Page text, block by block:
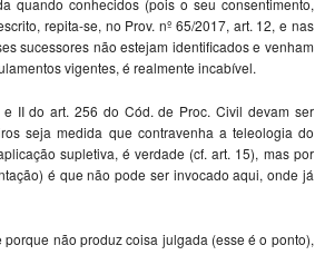
repita-se, no Prov. nº 65/2017, art. 12, e nas
sucessores não estejam identificados e venham
vigentes, é realmente incabível.
II do art. 256 do Cód. de Proc. Civil devam ser
seja medida que contravenha a teleologia do
supletiva, é verdade (cf. art. 15), mas por
é que não pode ser invocado aqui, onde já
não produz coisa julgada (esse é o ponto),